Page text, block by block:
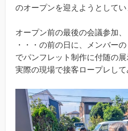
のオープンを迎えようとしてい
オープン前の最後の会議参加、
・・・の前の日に、メンバー
でパンフレット制作に付随の展
実際の現場で接客ロープレして